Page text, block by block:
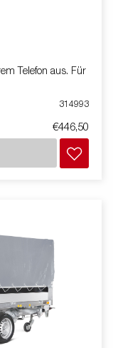
Telefon aus. Für
314993
€446,50